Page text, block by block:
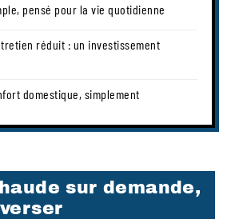
pensé pour la vie quotidienne
réduit : un investissement
domestique, simplement
sur demande,